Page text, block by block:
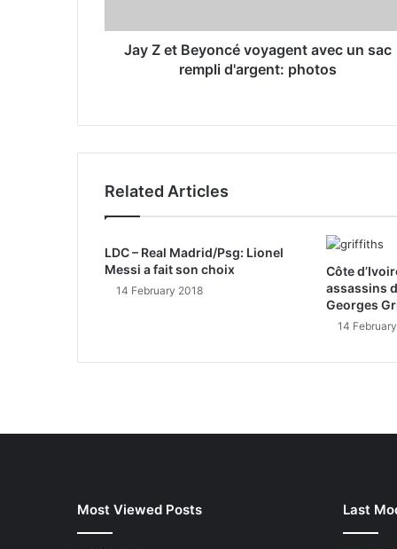
r
Jay Z et Beyoncé voyagent avec un sac
rempli d'argent: photos
Related Articles
LDC – Real Madrid/Psg: Lionel
Messi a fait son choix
14 February 2018
Côte
assassins
Georges
14
Most Viewed Posts Last